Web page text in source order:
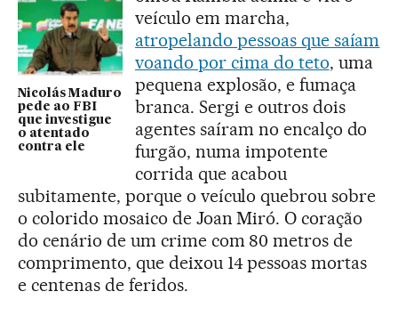
Nicolás Maduro
pede ao FBI
que investigue
o atentado
contra ele
veículo em marcha,
atropelando pessoas que saíam
voando por cima do teto, uma
pequena explosão, e fumaça
branca. Sergi e outros dois
agentes saíram no encalço do
furgão, numa impotente
corrida que acabou
subitamente, porque o veículo quebrou sobre
o colorido mosaico de Joan Miró. O coração
do cenário de um crime com 80 metros de
comprimento, que deixou 14 pessoas mortas
e centenas de feridos.